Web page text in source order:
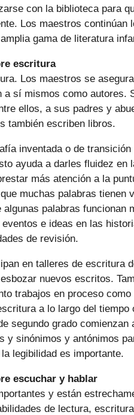
con la biblioteca para
Los maestros continúan
gama de literatura
escritura
Los maestros se
sí mismos como autores.
ellos, a sus padres y
también escriben libros.
inventada o de
ayuda a darles fluidez en
más atención a la
muchas palabras tienen
palabras funcionan
e ideas en las
de revisión.
en talleres de escritura
nuevos escritos.
trabajos en proceso como
a lo largo del tiempo
segundo grado comienzan
y sinónimos y antónimos
legibilidad es importante.
escuchar y hablar
y están
de lectura,